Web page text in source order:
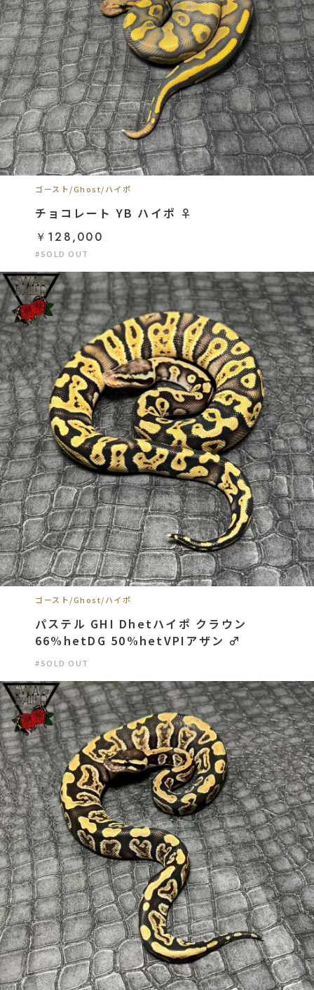
ゴースト/Ghost/ハイポ
チョコレート YB ハイポ ♀
￥128,000
#SOLD OUT
ゴースト/Ghost/ハイポ
パステル GHI Dhetハイポ クラウン
66%hetDG 50%hetVPIアザン ♂
#SOLD OUT